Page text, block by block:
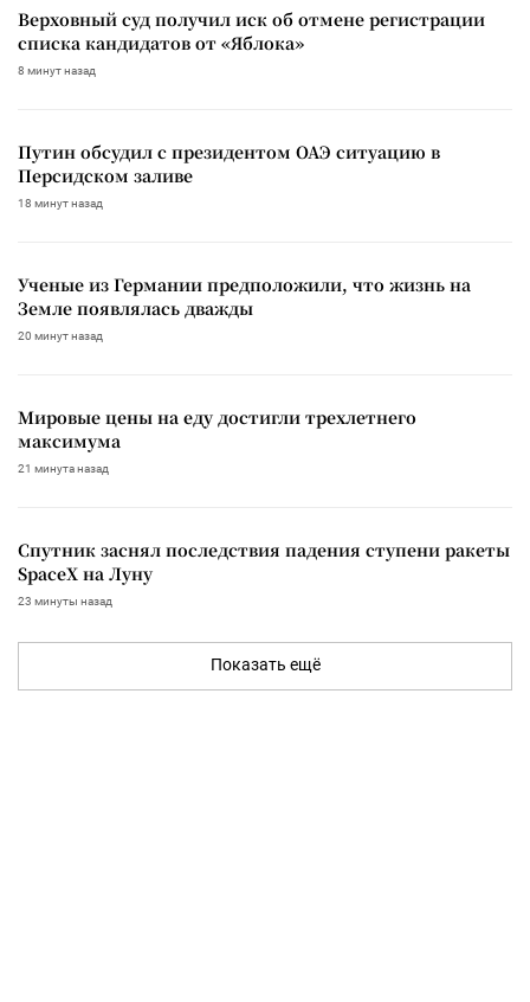
Верховный суд получил иск об отмене регистрации
списка кандидатов от «Яблока»
8 минут назад
Путин обсудил с президентом ОАЭ ситуацию в
Персидском заливе
18 минут назад
Ученые из Германии предположили, что жизнь на
Земле появлялась дважды
20 минут назад
Мировые цены на еду достигли трехлетнего
максимума
21 минута назад
Спутник заснял последствия падения ступени ракеты
SpaceX на Луну
23 минуты назад
Показать ещё